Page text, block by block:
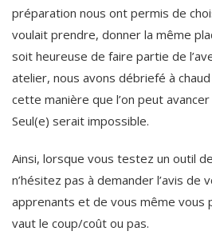
préparation nous ont permis de
voulait prendre, donner la même
soit heureuse de faire partie de
atelier, nous avons débriefé à
cette manière que l’on peut
Seul(e) serait impossible.
Ainsi, lorsque vous testez un outil
n’hésitez pas à demander l’avis de
apprenants et de vous même vous
vaut le coup/coût ou pas.